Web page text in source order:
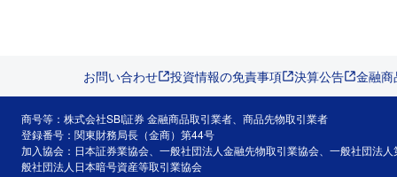
お問い合わせ 投資情報の免責事項 決算公告 金融
商号等：株式会社SBI証券 金融商品取引業者、商品先物取引業者
登録番号：関東財務局長（金商）第44号
加入協会：日本証券業協会、一般社団法人金融先物取引業協会、一般社団法
般社団法人日本暗号資産等取引業協会